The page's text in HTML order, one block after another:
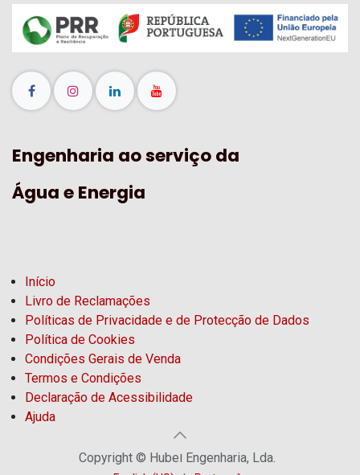
Engenharia ao serviço da
Água e Energia
Início
Livro de Reclamações
Políticas de Privacidade e de Protecção de Dados
Política de Cookies
Condições Gerais de Venda
Termos e Condições
Declaração de Acessibilidade
Ajuda
Copyright © Hubel Engenharia, Lda.